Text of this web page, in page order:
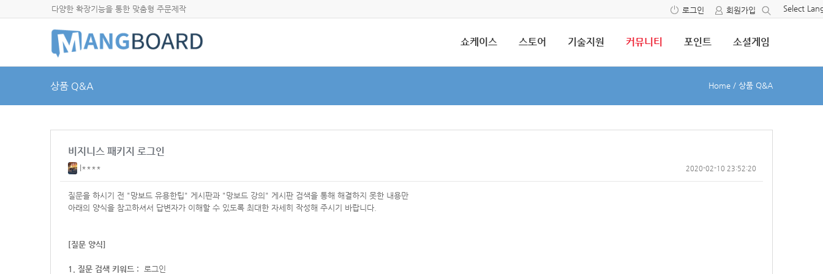
다양한 확장기능을 통한 맞춤형 주문제작 Select
로그인 회원가입
쇼케이스 스토어 기술지원 커뮤니티 포인트 소셜게임
상품 Q&A Home / 상품 Q&A
비지니스 패키지 로그인
l**** 2020-02-10 23:52:20
질문을 하시기 전 "망보드 유용한팁" 게시판과 "망보드 강의" 게시판 검색을 통해 해결하지 못한 내용만
아래의 양식을 참고하셔서 답변자가 이해할 수 있도록 최대한 자세히 작성해 주시기 바랍니다.
[질문 양식]
1. 질문 검색 키워드 : 로그인